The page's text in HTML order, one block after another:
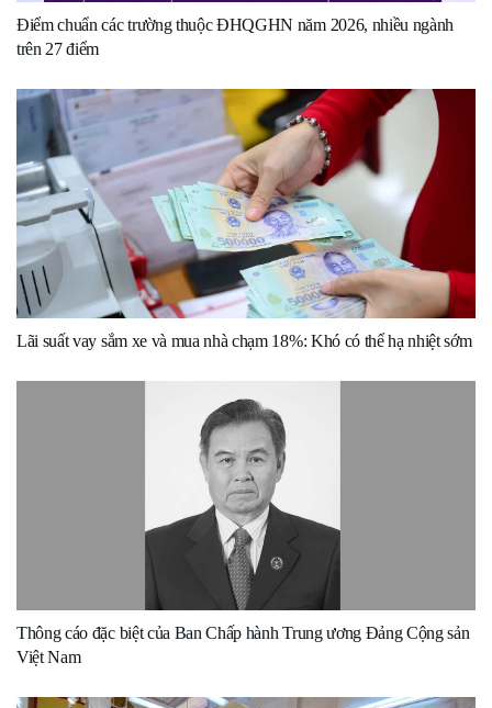
Điểm chuẩn các trường thuộc ĐHQGHN năm 2026, nhiều ngành
trên 27 điểm
Lãi suất vay sắm xe và mua nhà chạm 18%: Khó có thể hạ nhiệt sớm
Thông cáo đặc biệt của Ban Chấp hành Trung ương Đảng Cộng sản
Việt Nam